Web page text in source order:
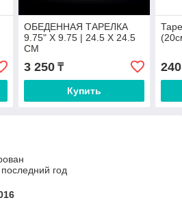
ОБЕДЕННАЯ ТАРЕЛКА
9.75" X 9.75 | 24.5 X 24.5
CМ
3 250₸
Купить
240
год